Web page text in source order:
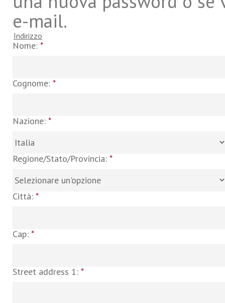
e-mail.
Indirizzo
Nome: *
Cognome: *
Nazione: *
Regione/Stato/Provincia: *
Città: *
Cap: *
Street address 1: *